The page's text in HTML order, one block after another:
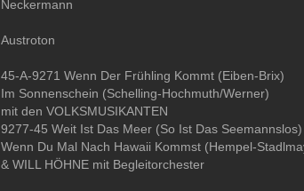
Neckermann
Austroton
45-A-9271 Wenn Der Frühling Kommt (Eiben-Brix)
Im Sonnenschein (Schelling-Hochmuth/Werner)
mit den VOLKSMUSIKANTEN
9277-45 Weit Ist Das Meer (So Ist Das
Wenn Du Mal Nach Hawaii Kommst (Hempel-
& WILL HÖHNE mit Begleitorchester